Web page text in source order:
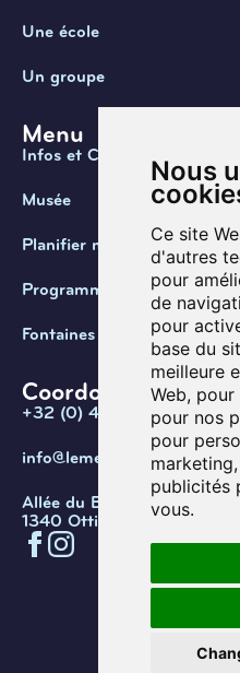
Nous
Ce site
d'autres
pour
de
pour
base du
meilleure
Web, pour
pour nos
pour
marketing,
publicités
vous.
Une école
Un groupe
Menu
Infos et Contact
Musée
Planifier ma visite
Programmation
Fontaines de Belgique
Coordonnées
+32 (0) 470 / 67.20.55
info@lemef.be
Allée du Bois des Rêves 1,
1340 Ottignies-Louvain-la-
© Copyright
et de